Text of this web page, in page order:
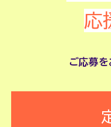
応
ご応募を